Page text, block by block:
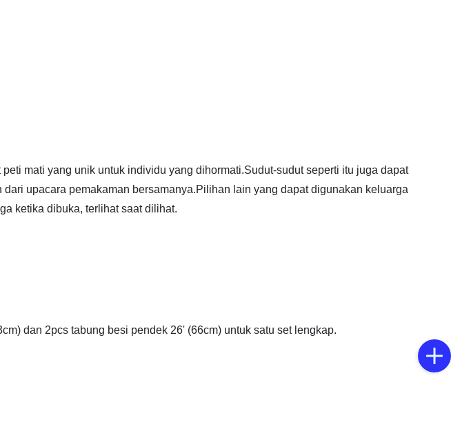
mati yang unik untuk individu yang dihormati.Sudut-sudut seperti itu juga dapat
upacara pemakaman bersamanya.Pilihan lain yang dapat digunakan keluarga
ketika dibuka, terlihat saat dilihat.
dan 2pcs tabung besi pendek 26' (66cm) untuk satu set lengkap.